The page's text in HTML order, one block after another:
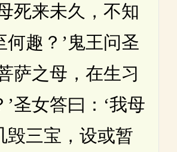
死来未久，不知
何趣？’鬼王问圣
萨之母，在生习
圣女答曰：‘我母
毁三宝，设或暂